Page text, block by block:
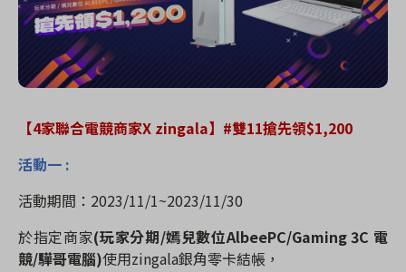
【4家聯合電競商家X zingala】 #雙11搶先領$1,200
活動一 :
活動期間： 2023/11/1~2023/11/30
於指定商家(玩家分期/嫣兒數位AlbeePC/Gaming 3C 電
競/驊哥電腦)使用zingala銀角零卡結帳，